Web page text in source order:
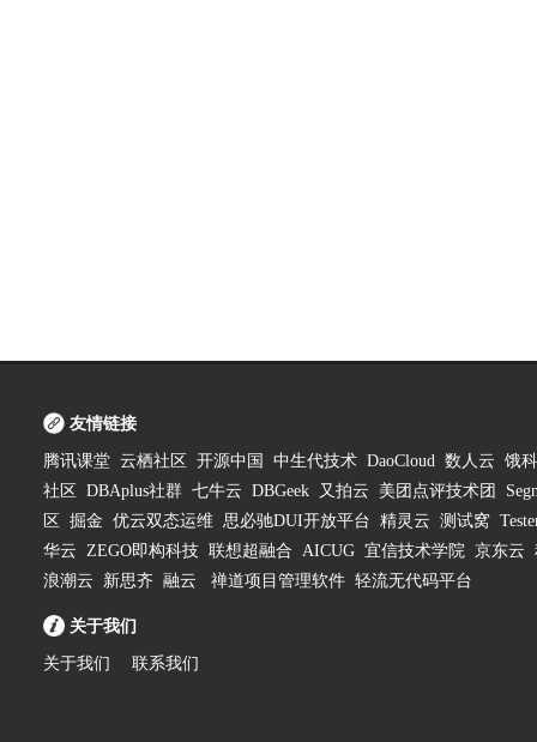
友情链接
腾讯课堂 云栖社区 开源中国 中生代技术 DaoCloud 数人云 饿
社区
DBAplus社群 七牛云 DBGeek 又拍云 美团点评技术团
区
掘金 优云双态运维 思必驰DUI开放平台 精灵云 测试窝
华云 ZEGO即构科技 联想超融合 AICUG 宜信技术学院 京东云
浪潮云
新思齐 融云 禅道项目管理软件 轻流无代码平台
关于我们
关于我们 联系我们